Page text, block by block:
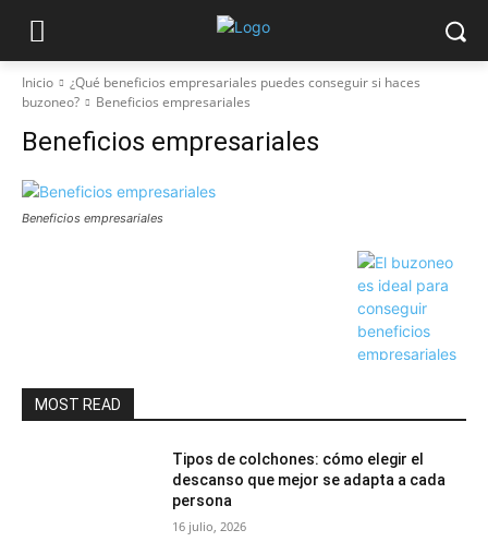
Inicio
¿Qué beneficios empresariales puedes conseguir si haces
buzoneo?
Beneficios empresariales
Beneficios empresariales
Beneficios empresariales
MOST READ
Tipos de colchones: cómo elegir el
descanso que mejor se adapta a cada
persona
16 julio, 2026